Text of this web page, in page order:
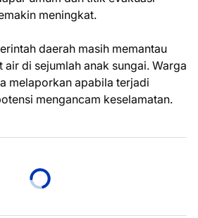
meningkat.
daerah masih memantau
di sejumlah anak sungai. Warga
melaporkan apabila terjadi
mengancam keselamatan.